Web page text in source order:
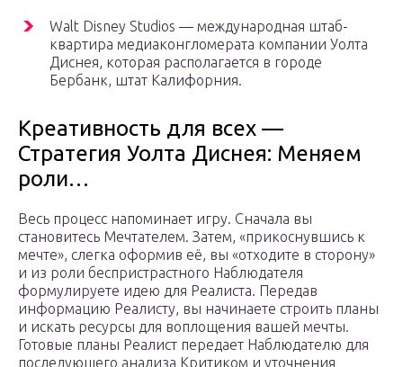
Walt Disney Studios — международная штаб-
квартира медиаконгломерата компании Уолта
Диснея, которая располагается в городе
Бербанк, штат Калифорния.
Креативность для всех —
Стратегия Уолта Диснея: Меняем
роли…
Весь процесс напоминает игру. Сначала вы
становитесь Мечтателем. Затем, «прикоснувшись к
мечте», слегка оформив её, вы «отходите в сторону»
и из роли беспристрастного Наблюдателя
формулируете идею для Реалиста. Передав
информацию Реалисту, вы начинаете строить планы
и искать ресурсы для воплощения вашей мечты.
Готовые планы Реалист передает Наблюдателю для
последующего анализа Критиком и уточнения